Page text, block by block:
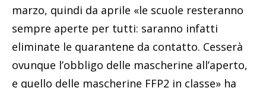
marzo, quindi da aprile «le scuole resteranno
sempre aperte per tutti: saranno infatti
eliminate le quarantene da contatto. Cesserà
ovunque l’obbligo delle mascherine all’aperto,
e quello delle mascherine FFP2 in classe» ha